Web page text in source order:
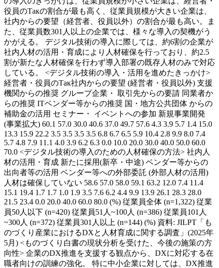
役員のТакの割合が最も高く、従業員規模が大きい企業は、
社内からの要望（経営者、役員以外）の割合が最も高い。ま
た、従業員数301人以上の企業では、様々な導入の契機がう
かがえる。 デジタル技術の導入に際しては、約6割の企業が
社内人材の活用・育成により人材確保を行っており、約2.5
割が新たな人材確保を行わず導入部署の既存人材のみで対応
している。 <デジタル技術の導入・活用を進めたきっかけ>
経営者・役員のТак社内からの要望 (経営者・役員以外) 支援
機関からの推奨 グループ企業・ 取引先からの要請 同業者か
らの推奨 ITベンダー等からの推奨 国・地方公共団体 からの
補助金の活用 セミナー・ イベントへの参加 新規事業開発
(事業拡大) 60.1 57.0 30.0 40.6 37.0 49.7 57.6 4.3 3.9 5.7 1.4 15.0
13.3 15.9 22.2 3.5 3.5 3.5 3.5 6.8 6.7 6.5 5.9 10.4 2.8 9.9 8.0 7.4
5.7 4.8 7.9 11.1 4.0 3.9 6.2 6.3 0.0 10.0 20.0 30.0 40.0 50.0 60.0
70.0 <デジタル技術の導入のための人材確保の方法> 社内人
材の活用・育成 新たに採用(新卒・中途) ベンダー等からの
出向者等の活用 ベンダー等への外部委託 (外部人材の活用)
人材は確保していない 58.6 57.0 58.0 59.1 63.2 12.0 7.4 11.4
15.1 19.4 1.7 1.7 1.0 1.9 3.5 7.6 6.2 4.4 9.9 13.9 26.1 28.3 28.0
21.5 23.4 0.0 20.0 40.0 60.0 80.0 (%) 従業員全体 (n=1,322) 従業
員50人以下 (n=420) 従業員51人~100人 (n=386) 従業員101人
~300人 (n=372) 従業員301人以上 (n=144) (%) 資料: JILPT「も
のづくり産業におけるDXと人材育成に関する調査」(2025年
5月) <ものづくり白書の現状分析を受けた、今後の施策の方
向性> 企業のDX推進を支援する観点から、DXに対応する在
職者向けの訓練の強化。 特に中小企業に対しては、DX推進